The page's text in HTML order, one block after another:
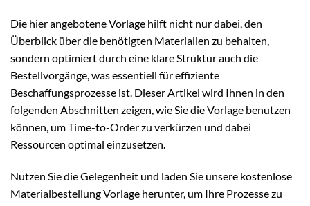
Die hier angebotene Vorlage hilft nicht nur dabei, den
Überblick über die benötigten Materialien zu behalten,
sondern optimiert durch eine klare Struktur auch die
Bestellvorgänge, was essentiell für effiziente
Beschaffungsprozesse ist. Dieser Artikel wird Ihnen in den
folgenden Abschnitten zeigen, wie Sie die Vorlage benutzen
können, um Time-to-Order zu verkürzen und dabei
Ressourcen optimal einzusetzen.
Nutzen Sie die Gelegenheit und laden Sie unsere kostenlose
Materialbestellung Vorlage herunter, um Ihre Prozesse zu